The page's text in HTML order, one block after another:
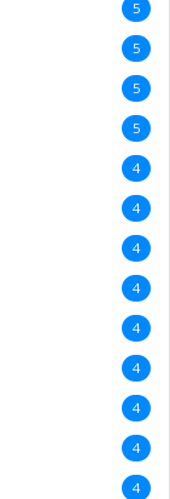
5
5
5
5
4
4
4
4
4
4
4
4
4